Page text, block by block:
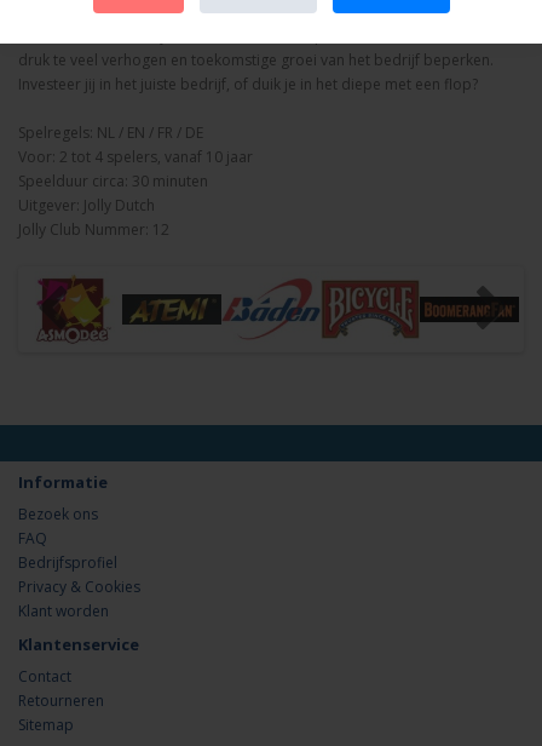
dieper af te dalen neemt de belofte van hoog rendement toe, net als de
druk te veel verhogen en toekomstige groei van het bedrijf beperken.
Investeer jij in het juiste bedrijf, of duik je in het diepe met een flop?
Spelregels: NL / EN / FR / DE
Voor: 2 tot 4 spelers, vanaf 10 jaar
Speelduur circa: 30 minuten
Uitgever: Jolly Dutch
Jolly Club Nummer: 12
Informatie
Bezoek ons
FAQ
Bedrijfsprofiel
Privacy & Cookies
Klant worden
Klantenservice
Contact
Retourneren
Sitemap